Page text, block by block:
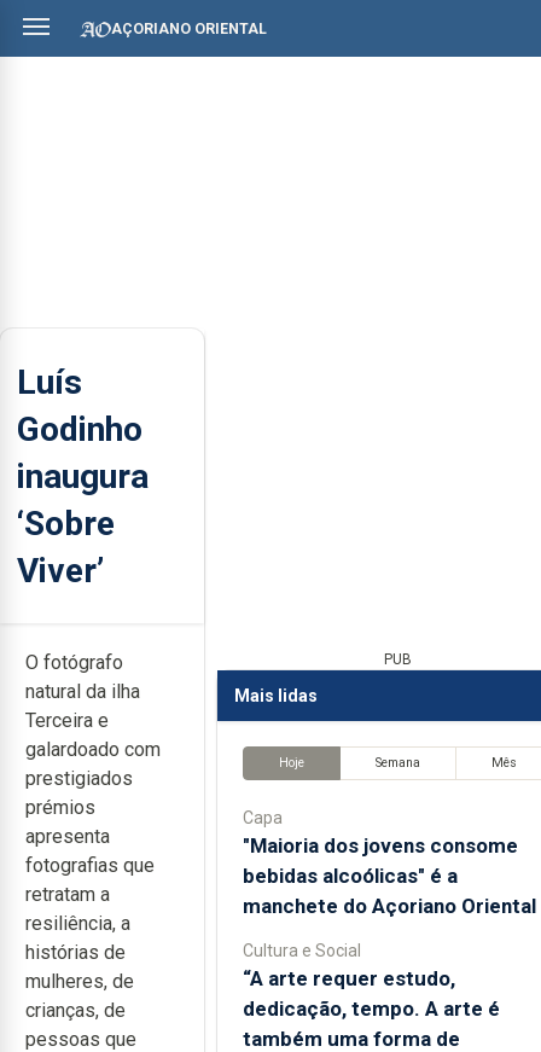
AÇORIANO ORIENTAL
Luís
Godinho
inaugura
‘Sobre
Viver’
O fotógrafo
natural da ilha
Terceira e
galardoado com
prestigiados
prémios
apresenta
fotografias que
retratam a
resiliência, a
histórias de
mulheres, de
crianças, de
pessoas que
PUB
Mais lidas
Hoje Semana Mês
Capa
"Maioria dos jovens consome
bebidas alcoólicas" é a
manchete do Açoriano Oriental
Cultura e Social
“A arte requer estudo,
dedicação, tempo. A arte é
também uma forma de